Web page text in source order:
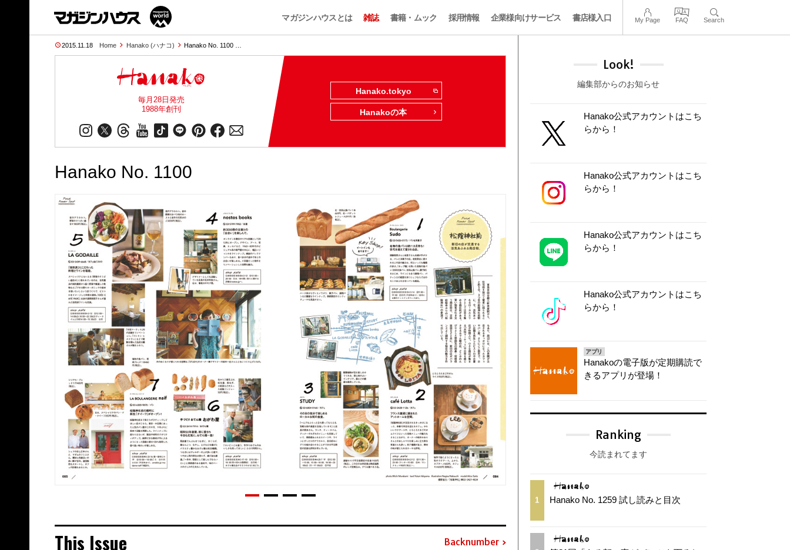
マガジンハウスとは 雑誌 書籍・ムック 採用情報 企業様向けサービス 書店様入口 My Page FAQ Search
2015.11.18 Home Hanako (ハナコ) Hanako No. 1100 …
毎月28日発売
1988年創刊
Hanako.tokyo
Hanakoの本
Hanako No. 1100
This Issue Backnumber
Look!
編集部からのお知らせ
Hanako公式アカウントはこち
らから！
Hanako公式アカウントはこち
らから！
Hanako公式アカウントはこち
らから！
Hanako公式アカウントはこち
らから！
アプリ
Hanakoの電子版が定期購読で
きるアプリが登場！
Ranking
今読まれてます
1 Hanako No. 1259 試し読みと目次